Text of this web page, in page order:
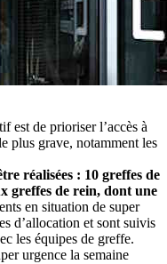
est de prioriser l’accès à
plus grave, notamment les
réalisées : 10 greffes de
greffes de rein, dont une
en situation de super
d’allocation et sont suivis
les équipes de greffe.
urgence la semaine